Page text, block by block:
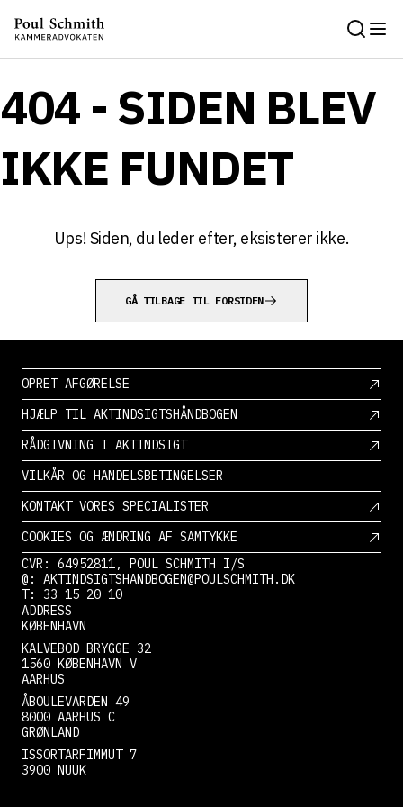
404 - SIDEN BLEV
IKKE FUNDET
Ups! Siden, du leder efter, eksisterer ikke.
GÅ TILBAGE TIL FORSIDEN
OPRET AFGØRELSE
HJÆLP TIL AKTINDSIGTSHÅNDBOGEN
RÅDGIVNING I AKTINDSIGT
VILKÅR OG HANDELSBETINGELSER
KONTAKT VORES SPECIALISTER
COOKIES OG ÆNDRING AF SAMTYKKE
CVR: 64952811, POUL SCHMITH I/S
@: AKTINDSIGTSHANDBOGEN@POULSCHMITH.DK
T: 33 15 20 10
ADDRESS
KØBENHAVN
KALVEBOD BRYGGE 32
1560 KØBENHAVN V
AARHUS
ÅBOULEVARDEN 49
8000 AARHUS C
GRØNLAND
ISSORTARFIMMUT 7
3900 NUUK